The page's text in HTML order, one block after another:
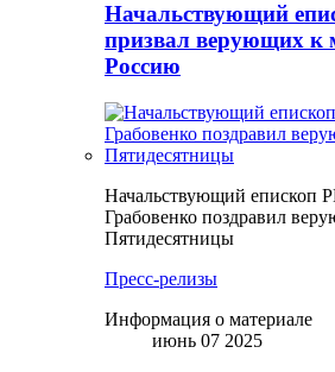
Начальствующий
призвал верующих к
Россию
Начальствующий епископ
Грабовенко поздравил
Пятидесятницы
Пресс-релизы
Информация о материале
июнь 07 2025